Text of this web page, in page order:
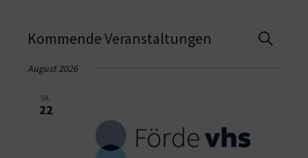
Suche
Kommende Veranstaltungen
August 2026
SA.
22